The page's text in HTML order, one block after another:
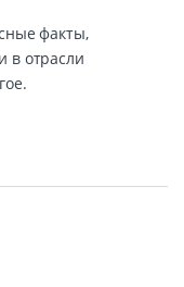
факты,
в отрасли